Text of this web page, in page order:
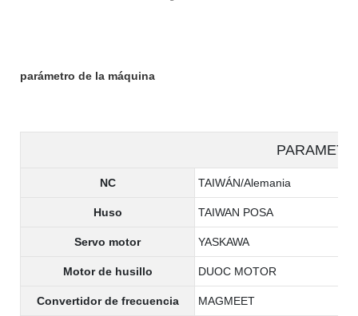
parámetro de la máquina
NC TAIWÁN/Alemania
Huso TAIWAN POSA
Servo motor YASKAWA
Motor de husillo DUOC MOTOR
Convertidor de frecuencia MAGMEET